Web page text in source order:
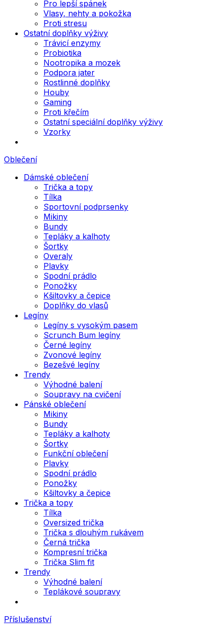
Pro lepší spánek
Vlasy, nehty a pokožka
Proti stresu
Ostatní doplňky výživy
Trávicí enzymy
Probiotika
Nootropika a mozek
Podpora jater
Rostlinné doplňky
Houby
Gaming
Proti křečím
Ostatní speciální doplňky výživy
Vzorky
Oblečení
Dámské oblečení
Trička a topy
Tílka
Sportovní podprsenky
Mikiny
Bundy
Tepláky a kalhoty
Šortky
Overaly
Plavky
Spodní prádlo
Ponožky
Kšiltovky a čepice
Doplňky do vlasů
Legíny
Legíny s vysokým pasem
Scrunch Bum legíny
Černé legíny
Zvonové legíny
Bezešvé legíny
Trendy
Výhodné balení
Soupravy na cvičení
Pánské oblečení
Mikiny
Bundy
Tepláky a kalhoty
Šortky
Funkční oblečení
Plavky
Spodní prádlo
Ponožky
Kšiltovky a čepice
Trička a topy
Tílka
Oversized trička
Trička s dlouhým rukávem
Černá trička
Kompresní trička
Trička Slim fit
Trendy
Výhodné balení
Teplákové soupravy
Příslušenství